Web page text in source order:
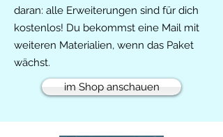
daran: alle Erweiterungen sind für dich
kostenlos! Du bekommst eine Mail mit
weiteren Materialien, wenn das Paket
wächst.
im Shop anschauen